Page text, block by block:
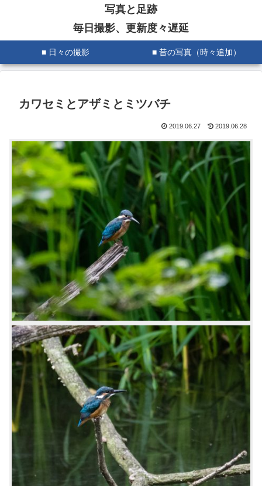
写真と足跡
毎日撮影、更新度々遅延
■ 日々の撮影 ■ 昔の写真（時々追加）
カワセミとアザミとミツバチ
2019.06.27 2019.06.28